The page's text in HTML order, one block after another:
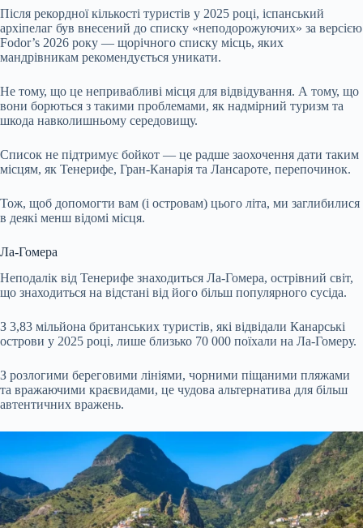
Після рекордної кількості туристів у 2025 році, іспанський
архіпелаг був внесений до списку «неподорожуючих» за версією
Fodor’s 2026 року — щорічного списку місць, яких
мандрівникам рекомендується уникати.
Не тому, що це непривабливі місця для відвідування. А тому, що
вони борються з такими проблемами, як надмірний туризм та
шкода навколишньому середовищу.
Список не підтримує бойкот — це радше заохочення дати таким
місцям, як Тенерифе, Гран-Канарія та Лансароте, перепочинок.
Тож, щоб допомогти вам (і островам) цього літа, ми заглибилися
в деякі менш відомі місця.
Ла-Гомера
Неподалік від Тенерифе знаходиться Ла-Гомера, острівний світ,
що знаходиться на відстані від його більш популярного сусіда.
З 3,83 мільйона британських туристів, які відвідали Канарські
острови у 2025 році, лише близько 70 000 поїхали на Ла-Гомеру.
З розлогими береговими лініями, чорними піщаними пляжами
та вражаючими краєвидами, це чудова альтернатива для більш
автентичних вражень.